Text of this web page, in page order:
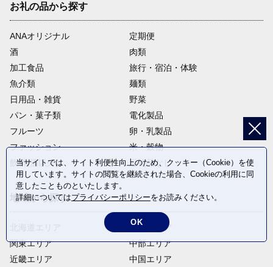
お礼の品から探す
ANAオリジナル
定期便
酒
肉類
加工食品
旅行・宿泊・体験
魚介類
麺類
日用品・雑貨
野菜
パン・菓子類
電化製品
フルーツ
卵・乳製品
ファッション
米・穀物
飲料(酒以外)
返礼品なし
地域から探す
関東エリア
近畿エリア
東北エリア
中部エリア
中国エリア
当サイトでは、サイト利便性向上のため、クッキー（Cookie）を使
用しています。サイトの閲覧を継続された場合、Cookieの利用に同
意したことものといたします。
詳細についてはプライバシーポリシーをお読みください。
OK